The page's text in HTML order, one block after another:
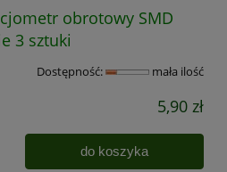
obrotowy SMD
3 sztuki
Dostępność: mała ilość
5,90 zł
do koszyka